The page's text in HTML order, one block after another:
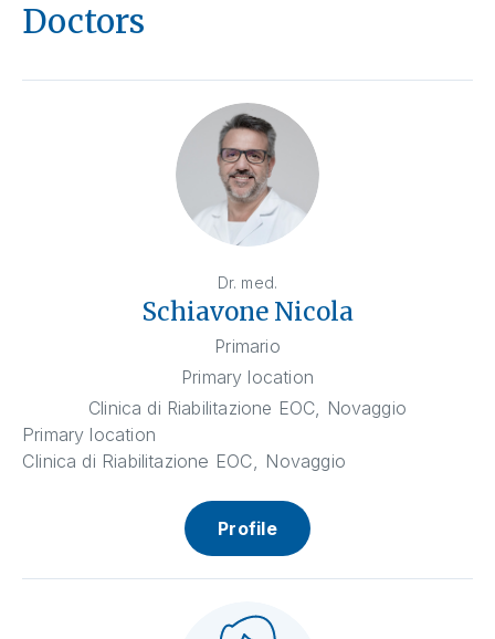
Doctors
Dr. med.
Schiavone Nicola
Primario
Primary location
Clinica di Riabilitazione EOC, Novaggio
Primary location
Clinica di Riabilitazione EOC, Novaggio
Profile